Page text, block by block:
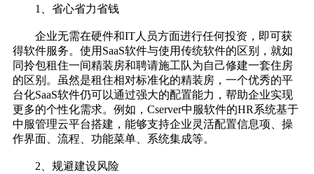
1、省心省力省钱
企业无需在硬件和IT人员方面进行任何投资，即可获
得软件服务。使用SaaS软件与使用传统软件的区别，就如
同拎包租住一间精装房和聘请施工队为自己修建一套住房
的区别。虽然是租住相对标准化的精装房，一个优秀的平
台化SaaS软件仍可以通过强大的配置能力，帮助企业实现
更多的个性化需求。例如，Cserver中服软件的HR系统基于
中服管理云平台搭建，能够支持企业灵活配置信息项、操
作界面、流程、功能菜单、系统集成等。
2、规避建设风险